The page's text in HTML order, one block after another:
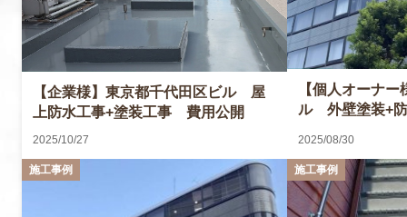
【企業様】東京都千代田区ビル 屋
上防水工事+塗装工事 費用公開
2025/10/27
【個人オーナ
ル 外壁塗装+
2025/08/30